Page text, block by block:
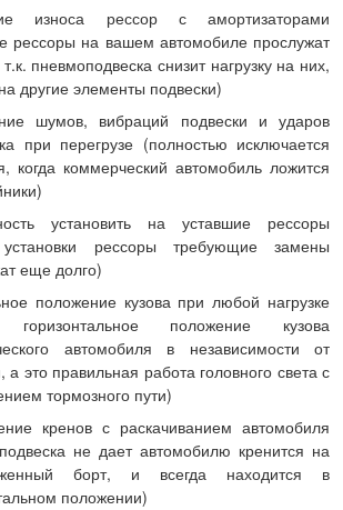
износа рессор с амортизаторами
рессоры на вашем автомобиле прослужат
пневмоподвеска снизит нагрузку на них,
другие элементы подвески)
шумов, вибраций подвески и ударов
при перегрузе (полностью исключается
когда коммерческий автомобиль ложится
установить на уставшие рессоры
рессоры требующие замены
еще долго)
положение кузова при любой нагрузке
горизонтальное положение кузова
автомобиля в независимости от
а это правильная работа головного света с
тормозного пути)
кренов с раскачиванием автомобиля
не дает автомобилю кренится на
борт, и всегда находится в
положении)